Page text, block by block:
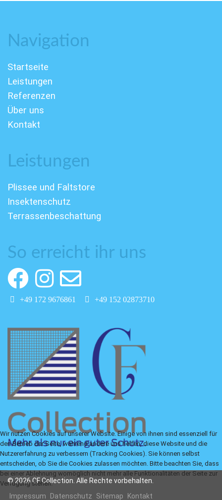
Navigation
Startseite
Leistungen
Referenzen
Über uns
Kontakt
Leistungen
Plissee und Faltstore
Insektenschutz
Terrassenbeschattung
So erreicht ihr uns
+49 172 9676861 +49 152 02873710
© 2026 CF Collection. Alle Rechte vorbehalten.
Impressum
Datenschutz Sitemap Kontakt
Wir nutzen Cookies auf unserer Website. Einige von ihnen sind essenziell für
den Betrieb der Seite, während andere uns helfen, diese Website und die
Nutzererfahrung zu verbessern (Tracking Cookies). Sie können selbst
entscheiden, ob Sie die Cookies zulassen möchten. Bitte beachten Sie, dass
bei einer Ablehnung womöglich nicht mehr alle Funktionalitäten der Seite zur
Verfügung stehen.